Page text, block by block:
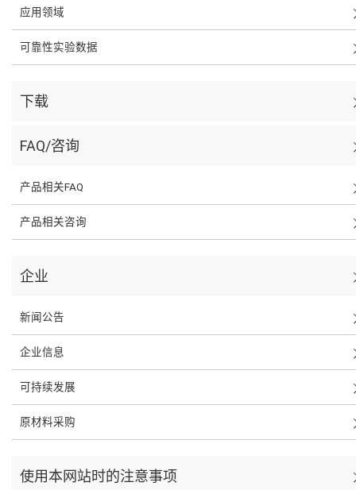
应用领域
可靠性实验数据
下载
FAQ/咨询
产品相关FAQ
产品相关咨询
企业
新闻公告
企业信息
可持续发展
原材料采购
使用本网站时的注意事项